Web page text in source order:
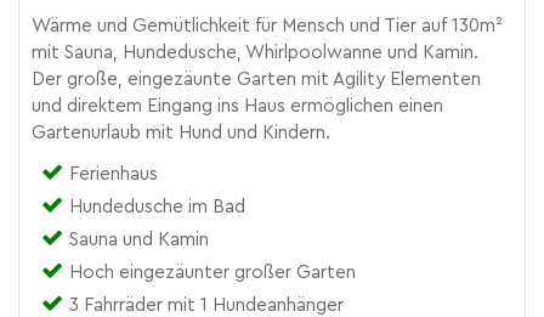
Wärme und Gemütlichkeit für Mensch und Tier auf 130m²
mit Sauna, Hundedusche, Whirlpoolwanne und Kamin.
Der große, eingezäunte Garten mit Agility Elementen
und direktem Eingang ins Haus ermöglichen einen
Gartenurlaub mit Hund und Kindern.
Ferienhaus
Hundedusche im Bad
Sauna und Kamin
Hoch eingezäunter großer Garten
3 Fahrräder mit 1 Hundeanhänger